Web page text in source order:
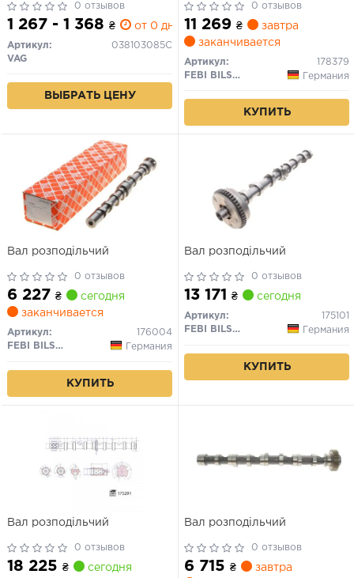
Golf/Skoda Superb 1.2, 2.0
(03-14) (038103085C) VAG
0 отзывов
1 267 - 1 368 ₴ от 0 дн.
Артикул:
038103085C
VAG
ВЫБРАТЬ ЦЕНУ
FEBI)
0 отзывов
11 269 ₴
завтра
заканчивается
Артикул:
178379
FEBI BILSTEIN
Германия
КУПИТЬ
Вал розподільчий
0 отзывов
6 227 ₴
сегодня
заканчивается
Артикул:
176004
FEBI BILSTEIN
Германия
КУПИТЬ
Вал розподільчий
0 отзывов
13 171 ₴ сегодня
Артикул:
175101
FEBI BILSTEIN
Германия
КУПИТЬ
Вал розподільчий
0 отзывов
18 225 ₴ сегодня
Вал розподільчий
0 отзывов
6 715 ₴
завтра